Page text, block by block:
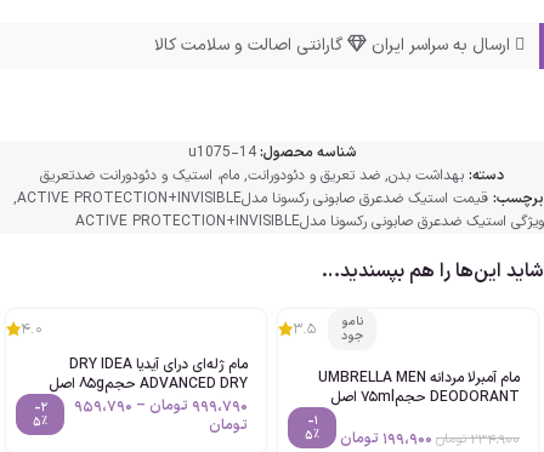
ارسال به سراسر ایران گارانتی اصالت و سلامت کالا
شناسه محصول:u1075-14
دسته: بهداشت بدن, ضد تعریق و دئودورانت, مام، استیک و دئودورانت ضدتعریق
برچسب: قیمت استیک ضدعرق صابونی رکسونا مدلACTIVE PROTECTION+INVISIBLE
,
ویژگی استیک ضدعرق صابونی رکسونا مدلACTIVE PROTECTION+INVISIBLE
شاید این‌ها را هم بپسندید…
نامو
جود
3.5
مام آمبرلا مردانه UMBRELLA MEN
DEODORANT حجم75ml اصل
234،900تومان 199،900 تومان
-1
5%
4.0
مام ژله‌ای درای آیدیا DRY IDEA
ADVANCED DRY حجم85g اصل
999،790 تومان – 959،790
تومان
-2
5%